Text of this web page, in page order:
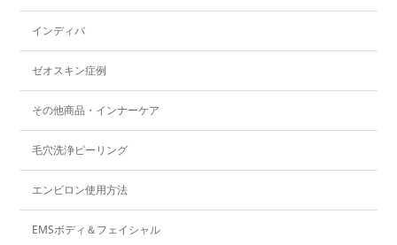
インディバ
ゼオスキン症例
その他商品・インナーケア
毛穴洗浄ピーリング
エンビロン使用方法
EMSボディ＆フェイシャル